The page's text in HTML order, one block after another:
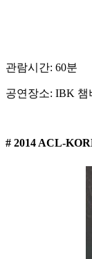
관람시간: 60분
공연장소: IBK 챔
# 2014 ACL-